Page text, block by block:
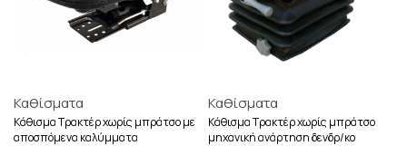
Καθίσματα
Κάθισμα Τρακτέρ χωρίς μπράτσο με
αποσπόμενα καλύμματα
Καθίσματα
Κάθισμα Τρακτέρ χωρίς μπράτσο
μηχανική ανάρτηση δενδρ/κο